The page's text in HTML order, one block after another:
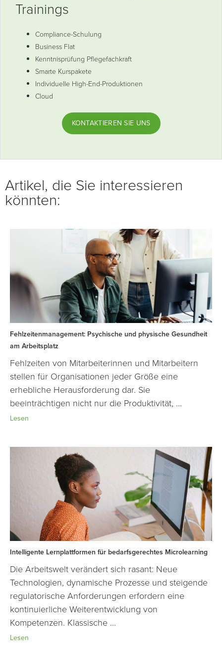
Trainings
Compliance-Schulung
Business Flat
Kenntnisprüfung Pflegefachkraft
Smarte Kurspakete
Individuelle High-End-Produktionen
Cloud
KONTAKTIEREN SIE UNS
Artikel, die Sie interessieren
könnten:
Fehlzeitenmanagement: Psychische und physische Gesundheit
am Arbeitsplatz
Fehlzeiten von Mitarbeiterinnen und Mitarbeitern
stellen für Organisationen jeder Größe eine
erhebliche Herausforderung dar. Sie
beeinträchtigen nicht nur die Produktivität, ...
Lesen
Intelligente Lernplattformen für bedarfsgerechtes Microlearning
Die Arbeitswelt verändert sich rasant: Neue
Technologien, dynamische Prozesse und steigende
regulatorische Anforderungen erfordern eine
kontinuierliche Weiterentwicklung von
Kompetenzen. Klassische ...
Lesen